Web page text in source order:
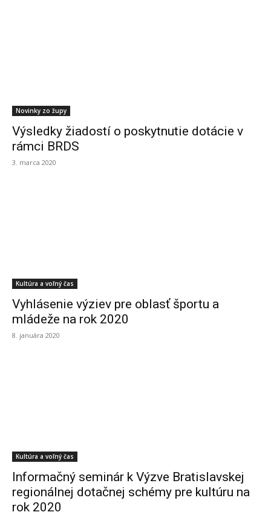
Novinky zo župy
Výsledky žiadostí o poskytnutie dotácie v
rámci BRDS
3. marca 2020
Kultúra a voľný čas
Vyhlásenie výziev pre oblasť športu a
mládeže na rok 2020
8. januára 2020
Kultúra a voľný čas
Informačný seminár k Výzve Bratislavskej
regionálnej dotačnej schémy pre kultúru na
rok 2020